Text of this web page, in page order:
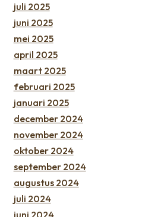
juli 2025
juni 2025
mei 2025
april 2025
maart 2025
februari 2025
januari 2025
december 2024
november 2024
oktober 2024
september 2024
augustus 2024
juli 2024